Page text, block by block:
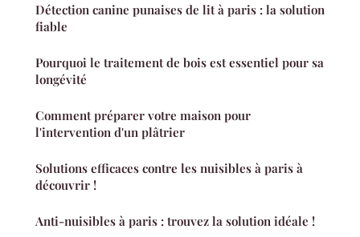
Détection canine punaises de lit à paris : la solution
fiable
Pourquoi le traitement de bois est essentiel pour sa
longévité
Comment préparer votre maison pour
l'intervention d'un plâtrier
Solutions efficaces contre les nuisibles à paris à
découvrir !
Anti-nuisibles à paris : trouvez la solution idéale !